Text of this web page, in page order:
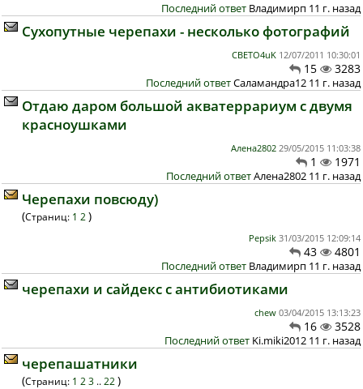
Последний ответ Владимирп 11 г. назад
Сухопутные черепахи - несколько фотографий
CBETO4uK 12/07/2011 10:30:01
15 3283
Последний ответСаламандра12 11 г. назад
Отдаю даром большой акватеррариум с двумя
красноушками
Алена2802 29/05/2015 11:03:38
1 1971
Последний ответАлена2802 11 г. назад
Черепахи повсюду)
(Страниц: 1 2 )
Pepsik 31/03/2015 12:09:14
43 4801
Последний ответ Владимирп 11 г. назад
черепахи и сайдекс с антибиотиками
chew 03/04/2015 13:13:23
16 3528
Последний ответ Ki.miki2012 11 г. назад
черепашатники
(Страниц: 1 2 3 .. 22 )